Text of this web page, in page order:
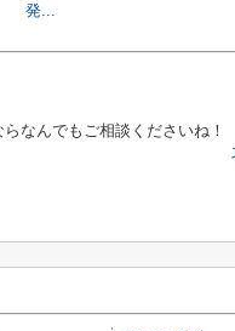
発...
なんでもご相談くださいね！